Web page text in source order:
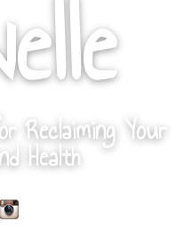
Reclaiming Your
Health